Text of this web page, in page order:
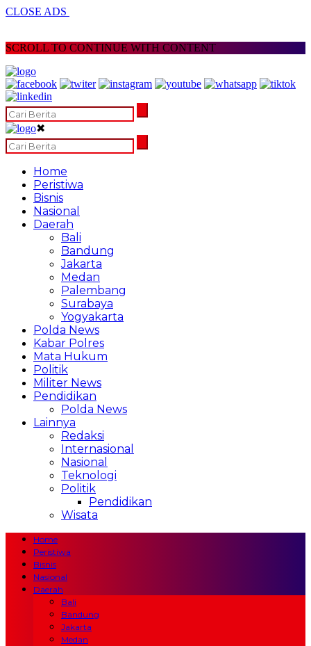
CLOSE ADS
SCROLL TO CONTINUE WITH CONTENT
✖
Home
Peristiwa
Bisnis
Nasional
Daerah
Bali
Bandung
Jakarta
Medan
Palembang
Surabaya
Yogyakarta
Polda News
Kabar Polres
Mata Hukum
Politik
Militer News
Pendidikan
Polda News
Lainnya
Redaksi
Internasional
Nasional
Teknologi
Politik
Pendidikan
Wisata
Home
Peristiwa
Bisnis
Nasional
Daerah
Bali
Bandung
Jakarta
Medan